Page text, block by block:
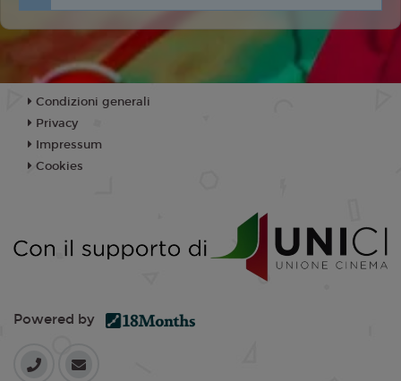
Condizioni generali
Privacy
Impressum
Cookies
Powered by